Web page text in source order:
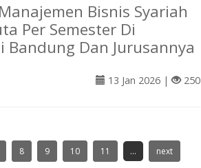
Bisnis Syariah
Per Semester Di
Bandung Dan Jurusannya
13 Jan 2026 | 250
8 9 10 11 ... next